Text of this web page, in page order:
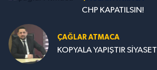
CHP KAPATILSIN!
ÇAĞLAR ATMACA
KOPYALA YAPIŞTIR SİYASET